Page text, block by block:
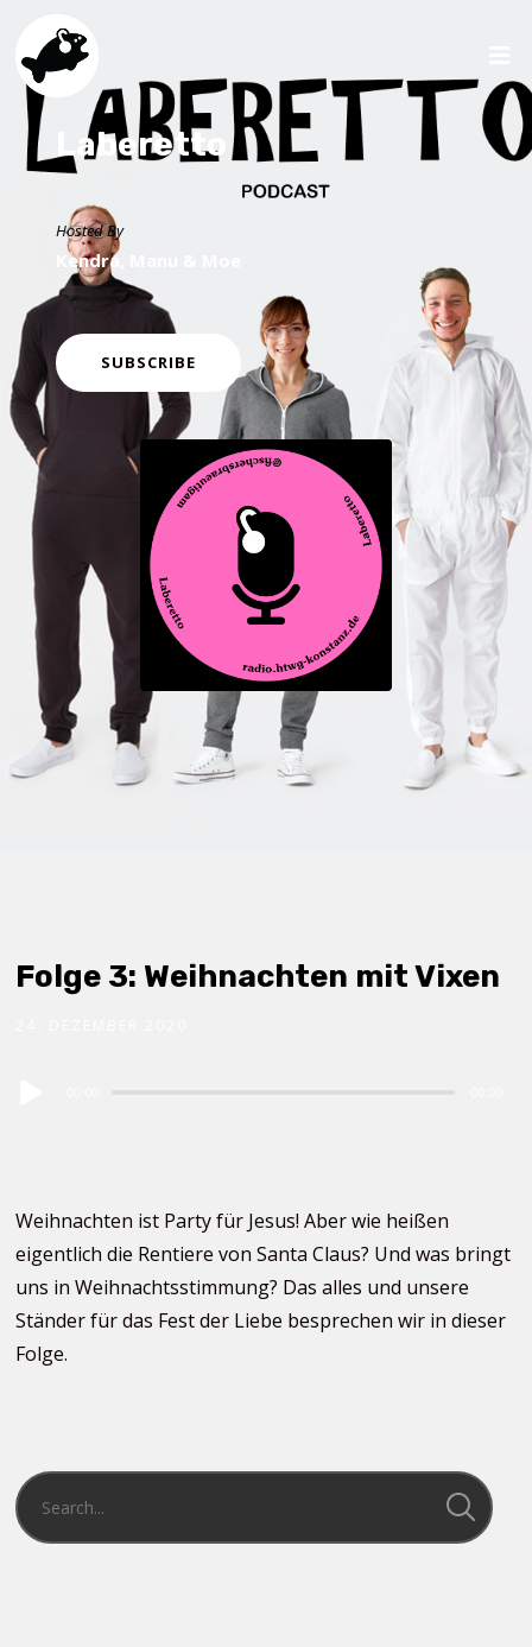
Laberetto
Hosted By
Kendra, Manu & Moe
SUBSCRIBE
Folge 3: Weihnachten mit Vixen
Weihnachten ist Party für Jesus! Aber wie heißen
eigentlich die Rentiere von Santa Claus? Und was bringt
uns in Weihnachtsstimmung? Das alles und unsere
Ständer für das Fest der Liebe besprechen wir in dieser
Folge.